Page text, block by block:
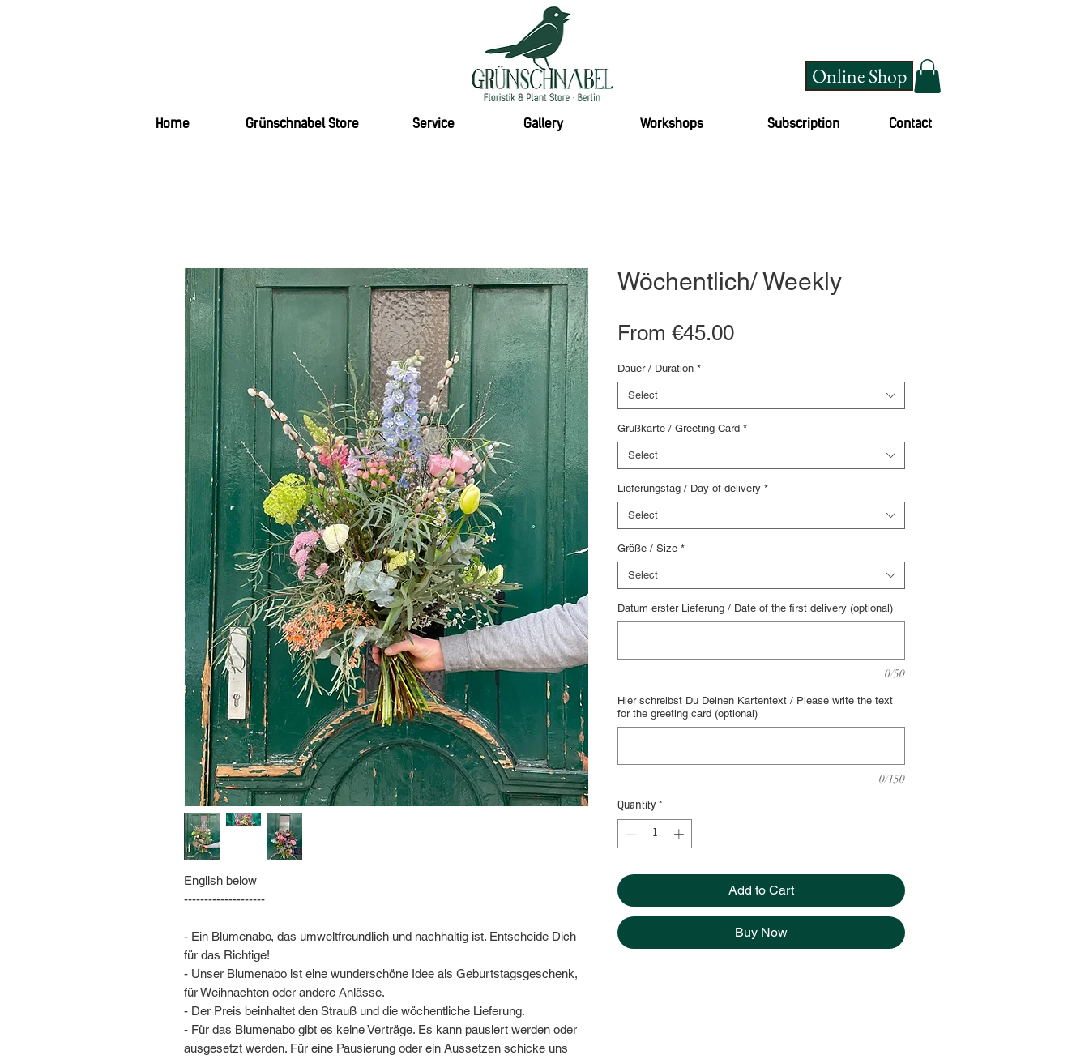
Online Shop
Home Grünschnabel Store Service Gallery Workshops Subscription Contact
English below
--------------------
- Ein Blumenabo, das umweltfreundlich und nachhaltig ist. Entscheide Dich
für das Richtige!
- Unser Blumenabo ist eine wunderschöne Idee als Geburtstagsgeschenk,
für Weihnachten oder andere Anlässe.
- Der Preis beinhaltet den Strauß und die wöchentliche Lieferung.
- Für das Blumenabo gibt es keine Verträge. Es kann pausiert werden oder
ausgesetzt werden. Für eine Pausierung oder ein Aussetzen schicke uns
Wöchentlich/ Weekly
From €45.00Sale
Dauer / Duration *
Select
Grußkarte / Greeting Card *
Select
Lieferungstag / Day of delivery *
Select
Größe / Size *
Select
Datum erster Lieferung / Date of the first delivery (optional)
0/50
Hier schreibst Du Deinen Kartentext / Please write the text
for the greeting card (optional)
0/150
Quantity *
Add to Cart
Buy Now